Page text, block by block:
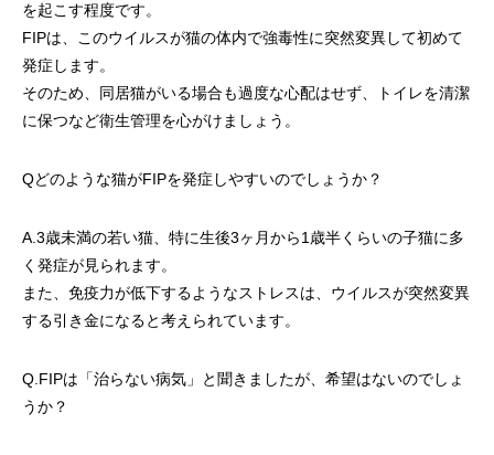
を起こす程度です。
FIPは、このウイルスが猫の体内で強毒性に突然変異して初めて
発症します。
そのため、同居猫がいる場合も過度な心配はせず、トイレを清潔
に保つなど衛生管理を心がけましょう。
Qどのような猫がFIPを発症しやすいのでしょうか？
A.3歳未満の若い猫、特に生後3ヶ月から1歳半くらいの子猫に多
く発症が見られます。
また、免疫力が低下するようなストレスは、ウイルスが突然変異
する引き金になると考えられています。
Q.FIPは「治らない病気」と聞きましたが、希望はないのでしょ
うか？